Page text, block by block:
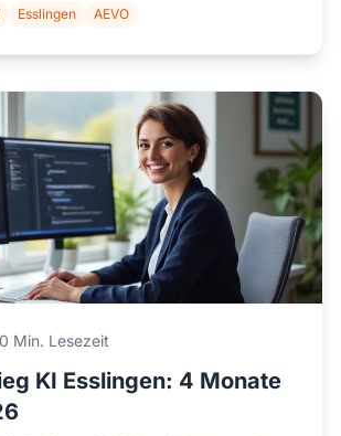
Esslingen AEVO
Min. Lesezeit
KI Esslingen: 4 Monate